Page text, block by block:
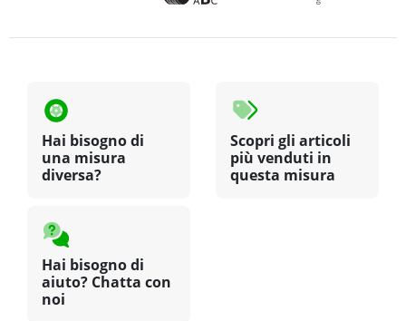
Hai bisogno di
una misura
diversa?
Scopri gli articoli
più venduti in
questa misura
Hai bisogno di
aiuto? Chatta con
noi